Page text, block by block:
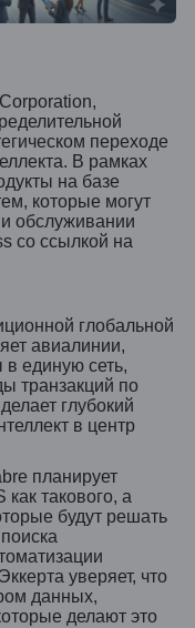
переходе
В рамках
на базе
которые могут
обслуживании
со ссылкой на
глобальной
авиалинии,
в единую сеть,
транзакций по
глубокий
в центр
планирует
как такового, а
будут решать
уверяет, что
данных,
делают это